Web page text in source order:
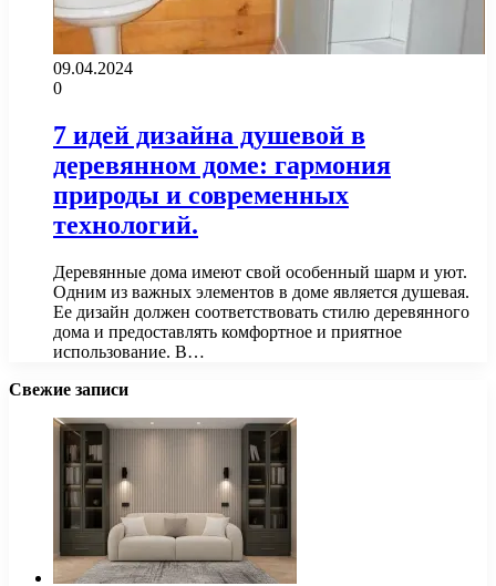
09.04.2024
0
7 идей дизайна душевой в
деревянном доме: гармония
природы и современных
технологий.
Деревянные дома имеют свой особенный шарм и уют.
Одним из важных элементов в доме является душевая.
Ее дизайн должен соответствовать стилю деревянного
дома и предоставлять комфортное и приятное
использование. В…
Свежие записи